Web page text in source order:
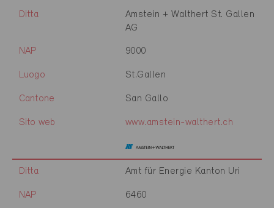
Ditta
Amstein + Walthert St. Gallen
AG
NAP 9000
Luogo St.Gallen
Cantone San Gallo
Sito web www.amstein-walthert.ch
Ditta Amt für Energie Kanton Uri
NAP 6460